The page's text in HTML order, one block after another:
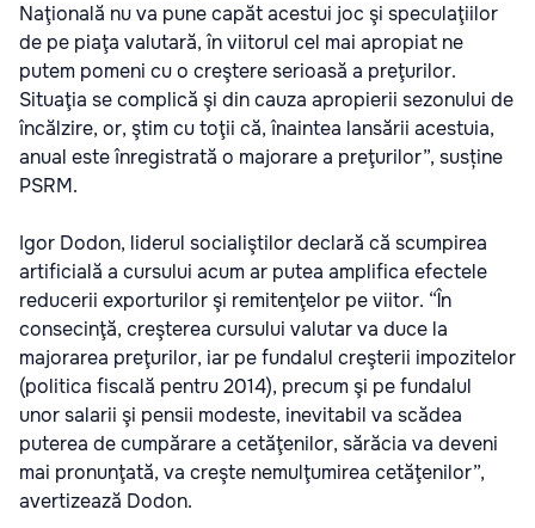
Naţională nu va pune capăt acestui joc şi speculaţiilor
de pe piaţa valutară, în viitorul cel mai apropiat ne
putem pomeni cu o creştere serioasă a preţurilor.
Situaţia se complică şi din cauza apropierii sezonului de
încălzire, or, ştim cu toţii că, înaintea lansării acestuia,
anual este înregistrată o majorare a preţurilor”, susține
PSRM.
Igor Dodon, liderul socialiştilor declară că scumpirea
artificială a cursului acum ar putea amplifica efectele
reducerii exporturilor şi remitenţelor pe viitor. “În
consecinţă, creşterea cursului valutar va duce la
majorarea preţurilor, iar pe fundalul creşterii impozitelor
(politica fiscală pentru 2014), precum şi pe fundalul
unor salarii şi pensii modeste, inevitabil va scădea
puterea de cumpărare a cetăţenilor, sărăcia va deveni
mai pronunţată, va creşte nemulţumirea cetăţenilor”,
avertizează Dodon.